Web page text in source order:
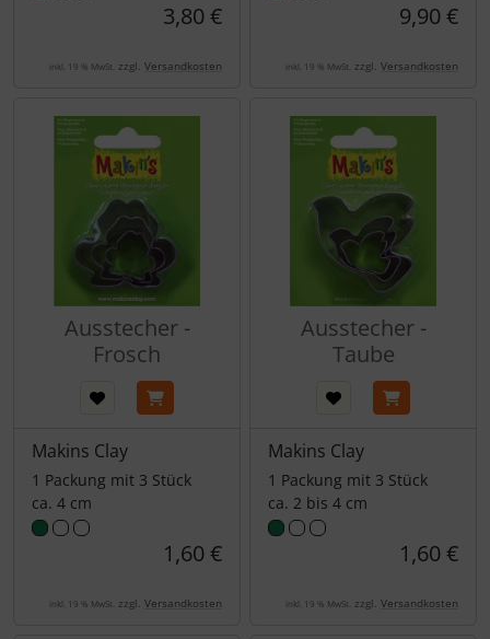
3,80 €
inkl. 19 % MwSt. zzgl. Versandkosten
9,90 €
inkl. 19 % MwSt. zzgl. Versandkosten
Ausstecher -
Frosch
Makins Clay
1 Packung mit 3 Stück
ca. 4 cm
1,60 €
inkl. 19 % MwSt. zzgl. Versandkosten
Ausstecher -
Taube
Makins Clay
1 Packung mit 3 Stück
ca. 2 bis 4 cm
1,60 €
inkl. 19 % MwSt. zzgl. Versandkosten